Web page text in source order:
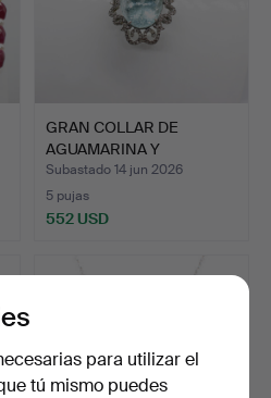
GRAN COLLAR DE
AGUAMARINA Y
DIAMANTES.
Subastado 14 jun 2026
5 pujas
552 USD
para utilizar el
tú mismo puedes